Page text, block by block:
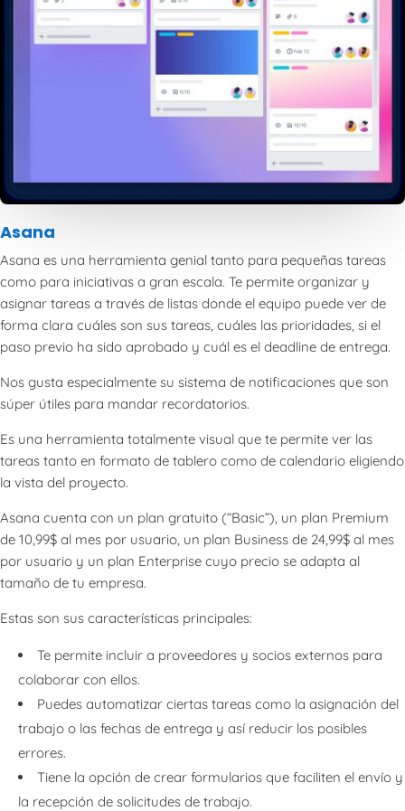
Asana
Asana es una herramienta genial tanto para pequeñas tareas
como para iniciativas a gran escala. Te permite organizar y
asignar tareas a través de listas donde el equipo puede ver de
forma clara cuáles son sus tareas, cuáles las prioridades, si el
paso previo ha sido aprobado y cuál es el deadline de entrega.
Nos gusta especialmente su sistema de notificaciones que son
súper útiles para mandar recordatorios.
Es una herramienta totalmente visual que te permite ver las
tareas tanto en formato de tablero como de calendario eligiendo
la vista del proyecto.
Asana cuenta con un plan gratuito (“Basic”), un plan Premium
de 10,99$ al mes por usuario, un plan Business de 24,99$ al mes
por usuario y un plan Enterprise cuyo precio se adapta al
tamaño de tu empresa.
Estas son sus características principales:
Te permite incluir a proveedores y socios externos para
colaborar con ellos.
Puedes automatizar ciertas tareas como la asignación del
trabajo o las fechas de entrega y así reducir los posibles
errores.
Tiene la opción de crear formularios que faciliten el envío y
la recepción de solicitudes de trabajo.